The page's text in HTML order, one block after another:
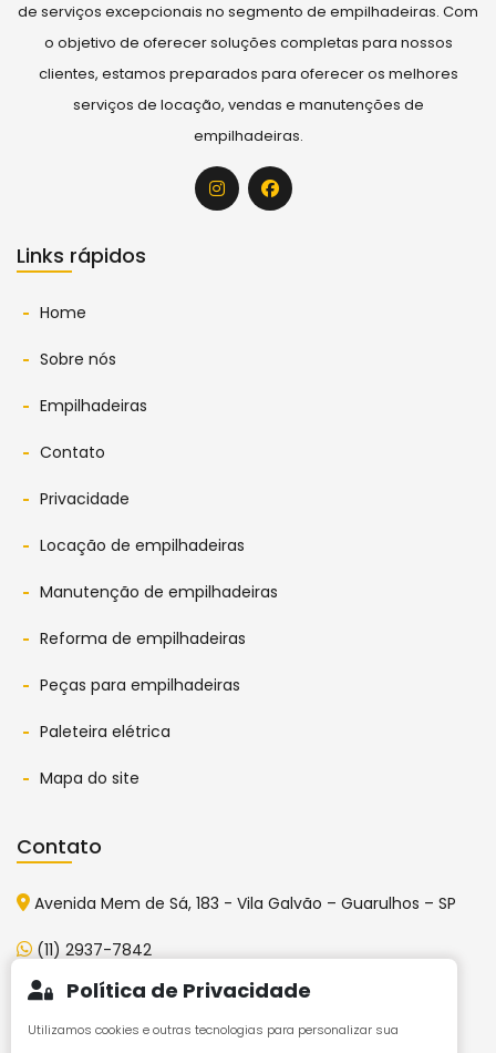
de serviços excepcionais no segmento de empilhadeiras. Com
o objetivo de oferecer soluções completas para nossos
clientes, estamos preparados para oferecer os melhores
serviços de locação, vendas e manutenções de
empilhadeiras.
Links rápidos
Home
Sobre nós
Empilhadeiras
Contato
Privacidade
Locação de empilhadeiras
Manutenção de empilhadeiras
Reforma de empilhadeiras
Peças para empilhadeiras
Paleteira elétrica
Mapa do site
Contato
Avenida Mem de Sá, 183 - Vila Galvão – Guarulhos – SP
(11) 2937-7842
vendas@fkempilhadeiras.com.br
Política de Privacidade
Utilizamos cookies e outras tecnologias para personalizar sua